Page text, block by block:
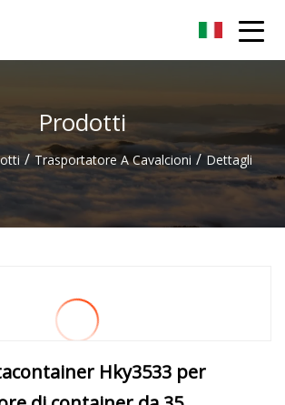
Prodotti
/ Trasportatore A Cavalcioni / Dettagli
Hky3533 per